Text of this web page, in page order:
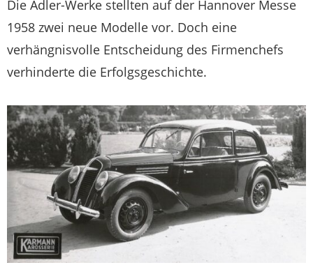
Die Adler-Werke stellten auf der Hannover Messe
1958 zwei neue Modelle vor. Doch eine
verhängnisvolle Entscheidung des Firmenchefs
verhinderte die Erfolgsgeschichte.